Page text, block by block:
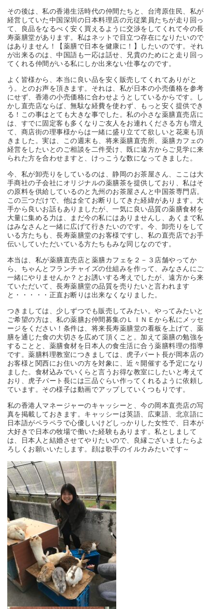
その後は、私の香港生活時代の仲間たちと、台湾原住民、私が
経営していた中国深圳の日本料理店の元従業員たちが走り回っ
て、良品をなるべく安く買えるように交渉をしてくれて今の長
寿薬膳堂があります。私はネットで目立つ存在になりたいので
はありません！【薬膳で日本を健康に！】したいのです。それ
が出来るのは、中国語も一応は話せ、兄貴のためにと走り回っ
てくれる仲間がいる私にしか出来ない仕事なのです。
よく皆様から、本当に良い品を安く販売してくれてありがと
う。とのお声を頂きます。それは、私が日本の小売価格を参考
にせず、香港の小売価格に合わせようとしているからです。し
かし直売店ならば、無駄な経費を使わず、もっと安く提供でき
る！この事はとても大きな事でした。私の小さな薬膳直売店に
は、すでに固定客も多くなりご友人をお連れくださる方も増え
て、商店街の理事様からは一緒に盛り立てて欲しいと花束も頂
きました。実は、この週末も、将来薬膳直売所、薬膳カフェの
経営をしたいとのご相談を二件受け、既に遠方からご見学に来
られた方を合わせますと、けっこうな数になってきました。
今、私が卸売りをしているのは、静岡のお茶屋さん、ここは大
手商社の子会社にオリジナルの薬膳茶を提供しており、私はそ
の原料を供給しているのと九州のお茶屋さんと中国茶専門店。
この三つだけで、他は全てお断りしてきた経緯があります。大
手から良いお話もありましたが、一気に良い品質の薬膳食材を
大量に集める力は、まだ今の私にはありませんし、あくまで私
はみなさんと一緒に広げて行きたいのです。今、卸売りをして
いる方たちも、長寿薬膳堂のお客様ですし、私の直売店でお手
伝いしていただいている方たちもみな同じなのです。
本当は、私が薬膳直売店と薬膳カフェを２－３店舗やってか
ら、ちゃんとフランチャイズの仕組みを作って、みなさんにご
一緒にやりませんか？とお誘いする考えでしたが、遠方から来
ていただいて、長寿薬膳堂の品質を売りたいと言われます
と・・・・・正直お断りは出来なくなりました。
つきましては、少しずつでも販売してみたい。やってみたいと
ご希望の方は、私の薬膳お仲間募集のＬＩＮＥから私にメッセ
ージをください！条件は、将来長寿薬膳堂の看板を上げて、薬
膳を通じた食の大切さを広めて頂くこと。加えて薬膳の勉強を
することと、薬膳食材を日本人の食生活に合う薬膳料理の指導
です。薬膳料理教室につきましては、虎子パート長が岡本店の
お客様と関西にお住いの方を対象に、近々開催する予定になり
ました。食材込みでいくらと言うお得な教室にしたいと考えて
おり、虎子パート長には三品ぐらい作ってくれるように依頼し
ています。その様子は動画でアップしていくつもりです。
私の香港人マネージャーのキャッシーと、今の岡本直売店の写
真を掲載しておきます。キャッシーは英語、広東語、北京語に
日本語がペラペラで心優しいけどしっかりした女性で、日本が
大好きで日本の牧場で働いた経験もあります。私としまして
は、日本人と結婚させてやりたいので、良縁ございましたらよ
ろしくお願いいたします。顔は歌手のイルカみたいです～